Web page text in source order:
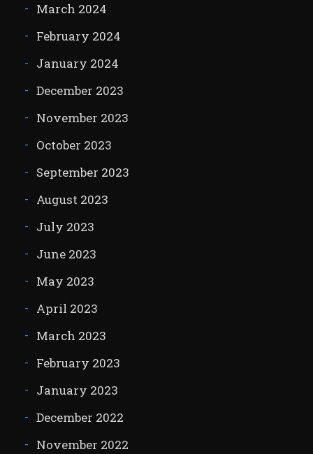
March 2024
February 2024
January 2024
December 2023
November 2023
October 2023
September 2023
August 2023
July 2023
June 2023
May 2023
April 2023
March 2023
February 2023
January 2023
December 2022
November 2022